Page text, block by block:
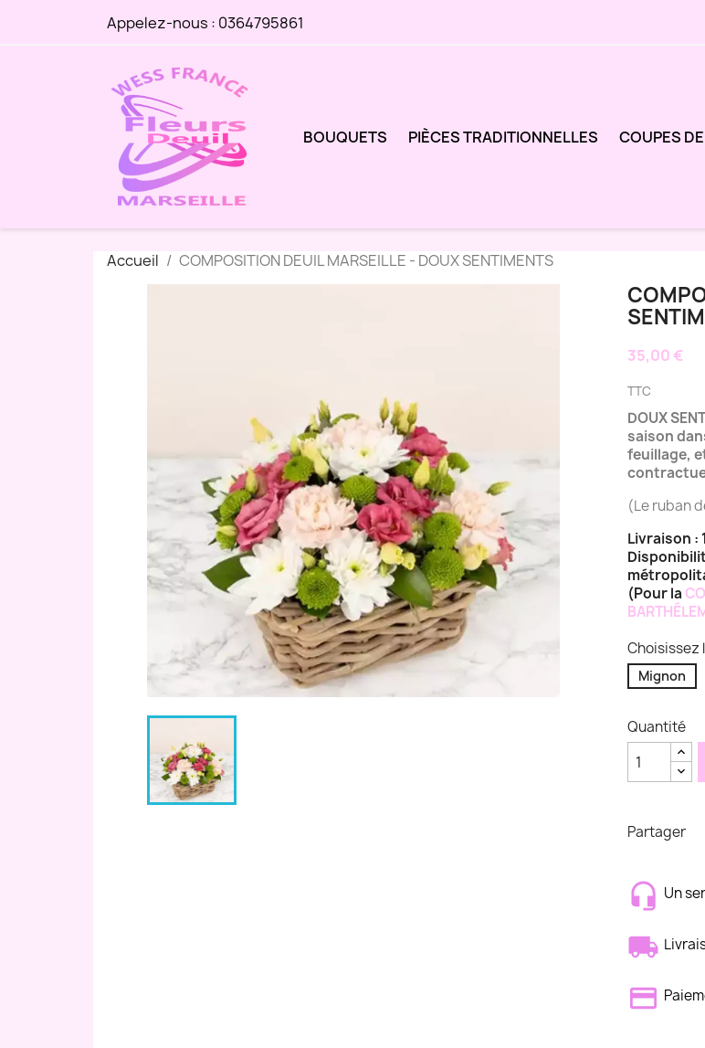
Appelez-nous : 0364795861
BOUQUETS PIÈCES TRADITIONNELLES COUPES
Accueil COMPOSITION DEUIL MARSEILLE - DOUX SENTIMENTS
35,00 €
TTC
DOUX
saison
feuillage,
(Le ruban
Livraison :
(Pour la
Choisissez
Mignon
Quantité
Partager
Un